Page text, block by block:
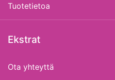
Tuotetietoa
Ekstrat
Ota yhteyttä